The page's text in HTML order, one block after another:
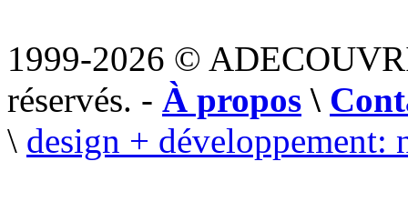
1999-2026 ©
réservés. - À propos \
\ design + développement: